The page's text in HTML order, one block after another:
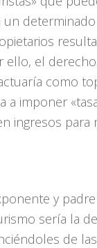
el
como
a imponer
ingresos para
y
sería la
de